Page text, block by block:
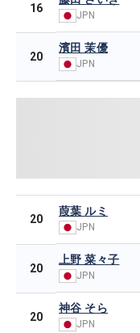
16
JPN
20
濱田 茉優
JPN
20
葭葉 ルミ
JPN
20
上野 菜々子
JPN
20
神谷 そら
JPN